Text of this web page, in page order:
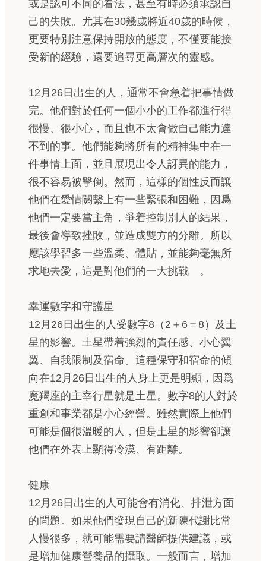
或是認可不同的看法，甚至有時必須承認自
己的失敗。尤其在30幾歲將近40歲的時候，
更要特別注意保持開放的態度，不僅要能接
受新的經驗，還要追尋更高層次的靈感。
12月26日出生的人，通常不會急着把事情做
完。他們對於任何一個小小的工作都進行得
很慢、很小心，而且也不太會做自己能力達
不到的事。他們能夠將所有的精神集中在一
件事情上面，並且展現出令人訝異的能力，
很不容易被擊倒。然而，這樣的個性反而讓
他們在愛情關繫上有一些緊張和困難，因爲
他們一定要當主角，爭着控制別人的結果，
最後會導致挫敗，並造成雙方的分離。所以
應該學習多一些溫柔、體貼，並能夠毫無所
求地去愛，這是對他們的一大挑戰 。
幸運數字和守護星
12月26日出生的人受數字8（2＋6＝8）及土
星的影響。土星帶着強烈的責任感、小心翼
翼、自我限制及宿命。這種保守和宿命的傾
向在12月26日出生的人身上更是明顯，因爲
魔羯座的主宰行星就是土星。數字8的人對於
重創和事業都是小心經營。雖然實際上他們
可能是個很溫暖的人，但是土星的影響卻讓
他們在外表上顯得冷漠、有距離。
健康
12月26日出生的人可能會有消化、排泄方面
的問題。如果他們發現自己的新陳代謝比常
人慢很多，就可能需要請醫師提供建議，或
是增加健康營養品的攝取。一般而言，增加